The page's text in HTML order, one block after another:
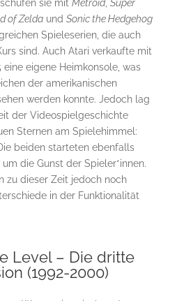
sie mit Metroid, Super
of Zeldaund Sonic the Hedgehog
Spieleserien, die auch
sind. Auch Atari verkaufte mit
eigene Heimkonsole, was
der amerikanischen
werden konnte. Jedoch lag
der Videospielgeschichte
Sternen am Spielehimmel:
beiden starteten ebenfalls
die Gunst der Spieler*innen.
zu dieser Zeit jedoch noch
in der Funktionalität
Level – Die dritte
(1992-2000)